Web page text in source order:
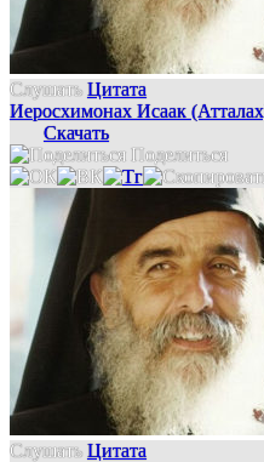
Слушать Цитата
Иеросхимонах Исаак
Скачать
Поделиться
Слушать Цитата